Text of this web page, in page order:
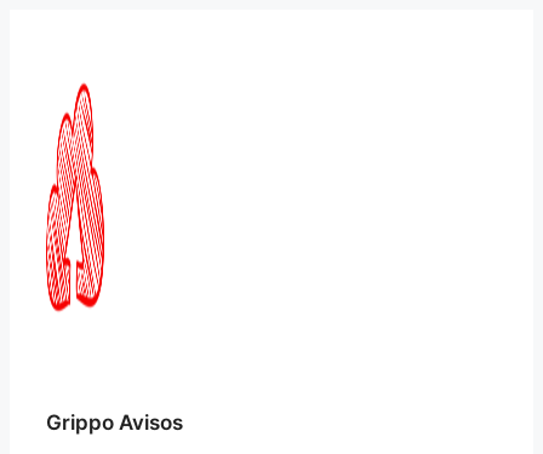
Grippo Avisos